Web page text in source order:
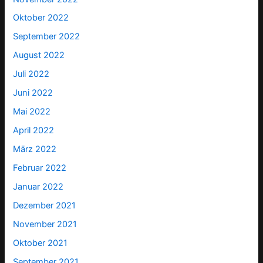
Oktober 2022
September 2022
August 2022
Juli 2022
Juni 2022
Mai 2022
April 2022
März 2022
Februar 2022
Januar 2022
Dezember 2021
November 2021
Oktober 2021